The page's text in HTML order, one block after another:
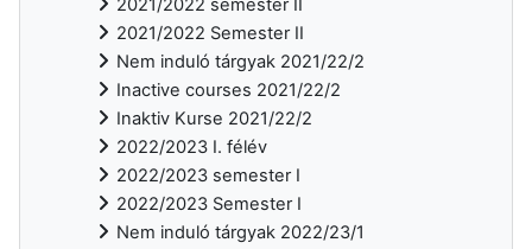
2021/2022 semester II
2021/2022 Semester II
Nem induló tárgyak 2021/22/2
Inactive courses 2021/22/2
Inaktiv Kurse 2021/22/2
2022/2023 I. félév
2022/2023 semester I
2022/2023 Semester I
Nem induló tárgyak 2022/23/1